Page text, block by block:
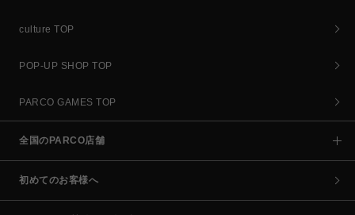
culture TOP
POP-UP SHOP TOP
PARCO GAMES TOP
全国のPARCO店舗
初めてのお客様へ